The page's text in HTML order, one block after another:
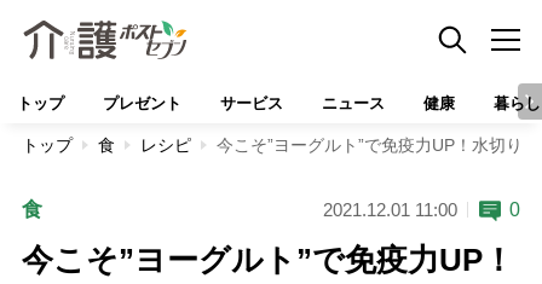
トップ プレゼント サービス ニュース 健康 暮らし
トップ 食 レシピ 今こそ”ヨーグルト”で免疫力UP！水切り
食 2021.12.01 11:00 0
今こそ”ヨーグルト”で免疫力UP！